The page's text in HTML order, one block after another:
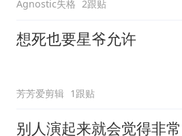
Agnostic失格 2跟贴
想死也要星爷允许
芳芳爱剪辑 1跟贴
别人演起来就会觉得非常